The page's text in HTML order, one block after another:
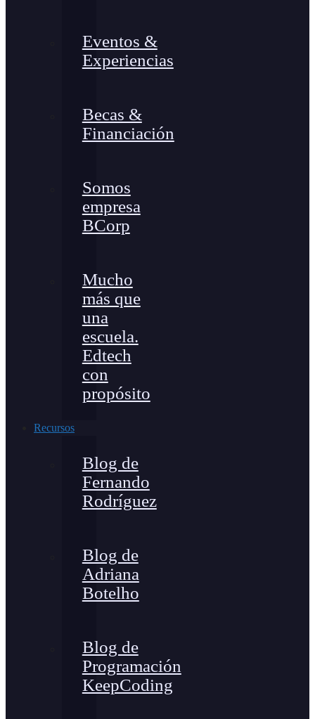
Eventos &
Experiencias
Becas &
Financiación
Somos
empresa
BCorp
Mucho
más que
una
escuela.
Edtech
con
propósito
Recursos
Blog de
Fernando
Rodríguez
Blog de
Adriana
Botelho
Blog de
Programación
KeepCoding